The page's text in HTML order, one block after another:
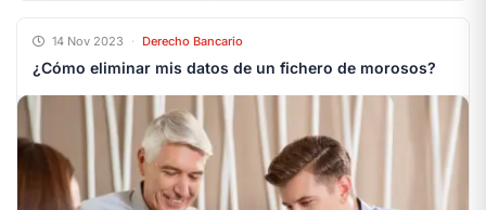
14 Nov 2023 · Derecho Bancario
¿Cómo eliminar mis datos de un fichero de morosos?